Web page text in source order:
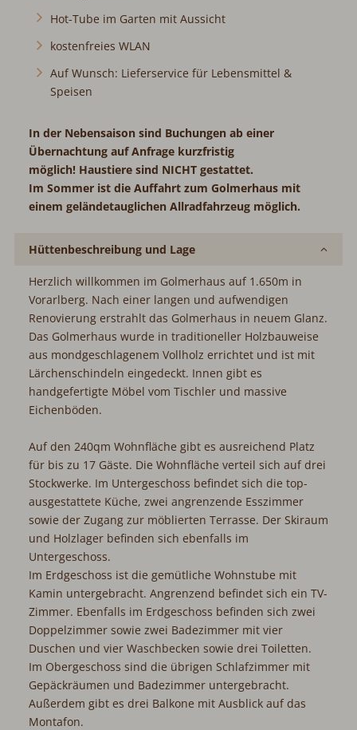
Hot-Tube im Garten mit Aussicht
kostenfreies WLAN
Auf Wunsch: Lieferservice für Lebensmittel &
Speisen
In der Nebensaison sind Buchungen ab einer
Übernachtung auf Anfrage kurzfristig
möglich! Haustiere sind NICHT gestattet.
Im Sommer ist die Auffahrt zum Golmerhaus mit
einem geländetauglichen Allradfahrzeug möglich.
Hüttenbeschreibung und Lage
Herzlich willkommen im Golmerhaus auf 1.650m in
Vorarlberg. Nach einer langen und aufwendigen
Renovierung erstrahlt das Golmerhaus in neuem Glanz.
Das Golmerhaus wurde in traditioneller Holzbauweise
aus mondgeschlagenem Vollholz errichtet und ist mit
Lärchenschindeln eingedeckt. Innen gibt es
handgefertigte Möbel vom Tischler und massive
Eichenböden.
Auf den 240qm Wohnfläche gibt es ausreichend Platz
für bis zu 17 Gäste. Die Wohnfläche verteil sich auf drei
Stockwerke. Im Untergeschoss befindet sich die top-
ausgestattete Küche, zwei angrenzende Esszimmer
sowie der Zugang zur möblierten Terrasse. Der Skiraum
und Holzlager befinden sich ebenfalls im
Untergeschoss.
Im Erdgeschoss ist die gemütliche Wohnstube mit
Kamin untergebracht. Angrenzend befindet sich ein TV-
Zimmer. Ebenfalls im Erdgeschoss befinden sich zwei
Doppelzimmer sowie zwei Badezimmer mit vier
Duschen und vier Waschbecken sowie drei Toiletten.
Im Obergeschoss sind die übrigen Schlafzimmer mit
Gepäckräumen und Badezimmer untergebracht.
Außerdem gibt es drei Balkone mit Ausblick auf das
Montafon.